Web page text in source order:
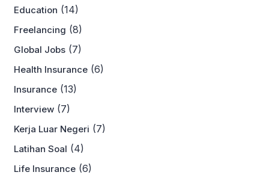
Education (14)
Freelancing (8)
Global Jobs (7)
Health Insurance (6)
Insurance (13)
Interview (7)
Kerja Luar Negeri (7)
Latihan Soal (4)
Life Insurance (6)